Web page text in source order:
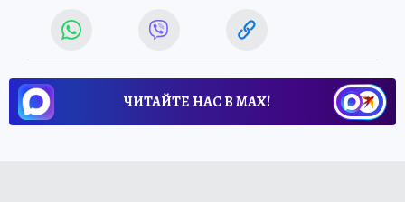
ЧИТАЙТЕ НАС В МАХ!